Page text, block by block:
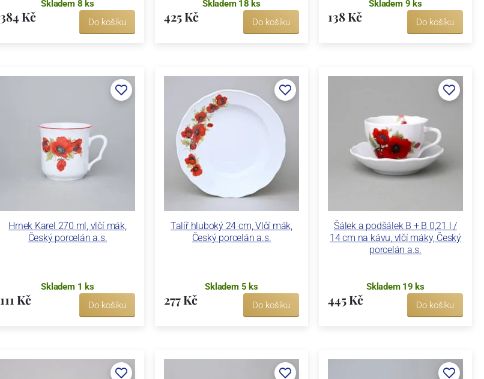
Skladem 8 ks
384 Kč Do košíku
Skladem 18 ks
425 Kč Do košíku
Skladem 9 ks
138 Kč Do košíku
Hrnek Karel 270 ml, vlčí mák,
Český porcelán a.s.
Skladem 1 ks
111 Kč Do košíku
Talíř hluboký 24 cm, Vlčí mák,
Český porcelán a.s.
Skladem 5 ks
277 Kč Do košíku
Šálek a podšálek B + B 0,21 l /
14 cm na kávu, vlčí máky, Český
porcelán a.s.
Skladem 19 ks
445 Kč Do košíku